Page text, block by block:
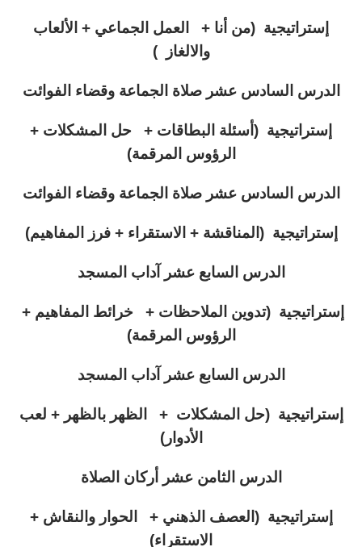
إستراتيجية (من أنا + العمل الجماعي + الألعاب
والالغاز )
الدرس السادس عشر صلاة الجماعة وقضاء الفوائت
إستراتيجية (أسئلة البطاقات + حل المشكلات +
الرؤوس المرقمة)
الدرس السادس عشر صلاة الجماعة وقضاء الفوائت
إستراتيجية (المناقشة + الاستقراء + فرز المفاهيم)
الدرس السابع عشر آداب المسجد
إستراتيجية (تدوين الملاحظات + خرائط المفاهيم +
الرؤوس المرقمة)
الدرس السابع عشر آداب المسجد
إستراتيجية (حل المشكلات + الظهر بالظهر + لعب
الأدوار)
الدرس الثامن عشر أركان الصلاة
إستراتيجية (العصف الذهني + الحوار والنقاش +
الاستقراء)